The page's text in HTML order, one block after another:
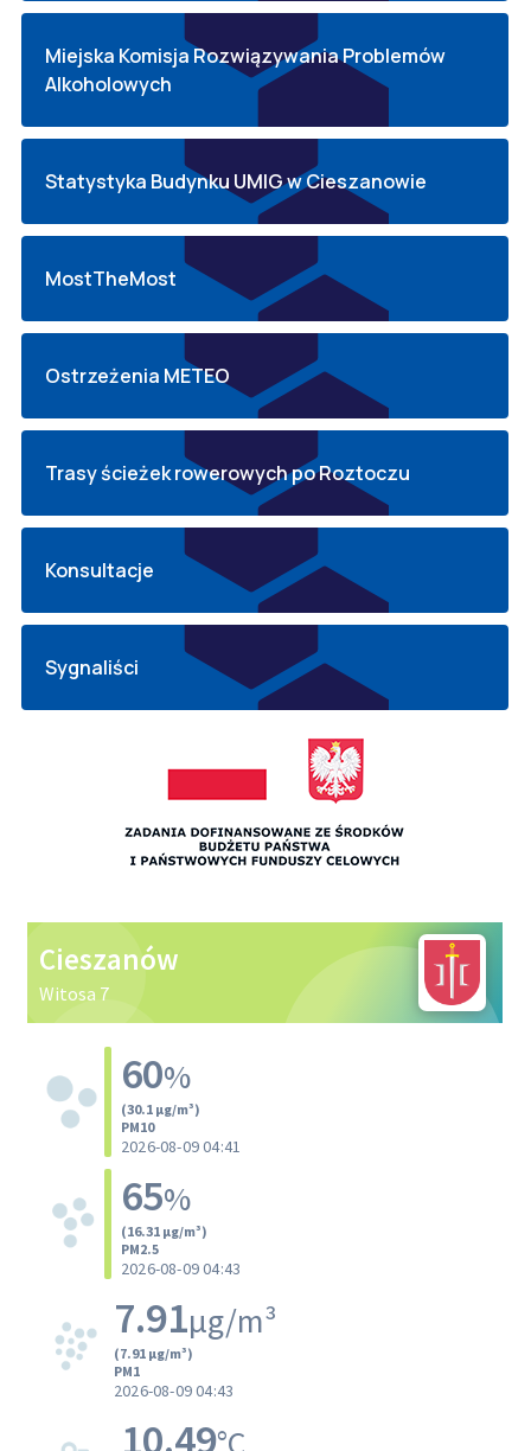
Miejska Komisja Rozwiązywania Problemów
Alkoholowych
Statystyka Budynku UMIG w Cieszanowie
MostTheMost
Ostrzeżenia METEO
Trasy ścieżek rowerowych po Roztoczu
Konsultacje
Sygnaliści